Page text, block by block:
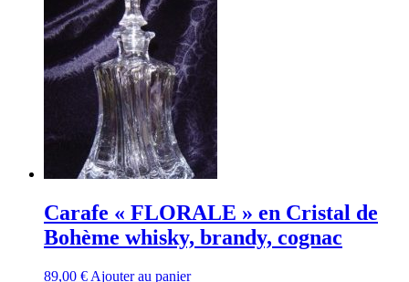
Carafe « FLORALE » en Cristal de
Bohème whisky, brandy, cognac
89,00 € Ajouter au panier